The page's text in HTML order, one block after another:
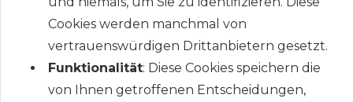
Cookies werden manchmal von
vertrauenswürdigen Drittanbietern gesetzt.
Funktionalität: Diese Cookies speichern die
von Ihnen getroffenen Entscheidungen,